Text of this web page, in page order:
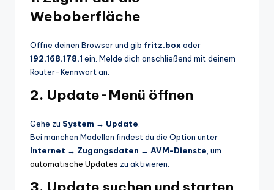
Weboberfläche
Öffne deinen Browser und gib fritz.box oder
192.168.178.1 ein. Melde dich anschließend mit deinem
Router-Kennwort an.
2. Update-Menü öffnen
Gehe zu System → Update
Bei manchen Modellen findest du die Option unter
Internet → Zugangsdaten → AVM-Dienste , um
automatische Updates zu aktivieren.